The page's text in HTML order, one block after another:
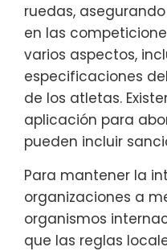
ruedas,
en las
varios aspectos,
especificaciones
de los atletas.
aplicación para
pueden incluir
Para mantener la
organizaciones a
organismos
que las reglas